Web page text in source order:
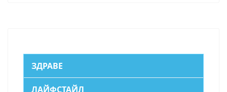
ЗДРАВЕ
ЛАЙФСТАЙЛ